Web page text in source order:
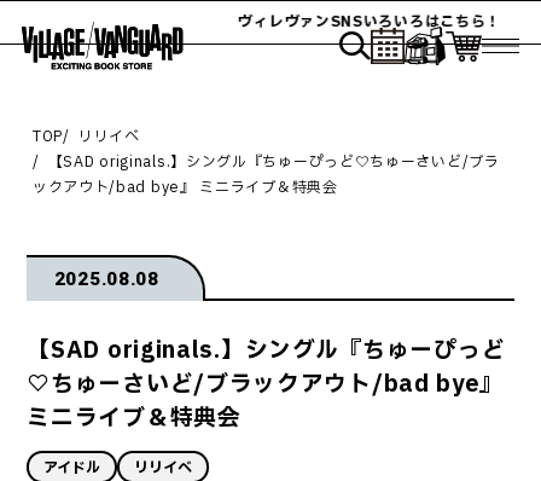
ヴィレヴァンSNSいろいろはこちら！
TOP
リリイベ
【SAD originals.】シングル『ちゅーぴっど♡ちゅーさいど/ブラ
ックアウト/bad bye』 ミニライブ＆特典会
2025.08.08
【SAD originals.】シングル『ちゅーぴっど
♡ちゅーさいど/ブラックアウト/bad bye』
ミニライブ＆特典会
アイドル リリイベ